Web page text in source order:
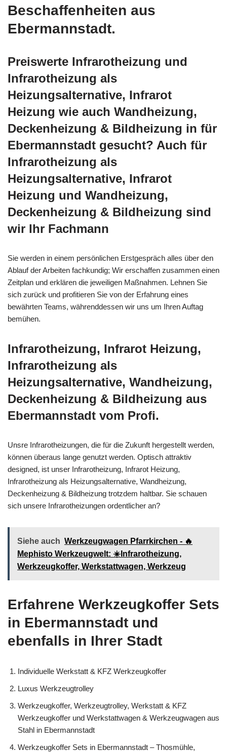
Beschaffenheiten aus
Ebermannstadt.
Preiswerte Infrarotheizung und
Infrarotheizung als
Heizungsalternative, Infrarot
Heizung wie auch Wandheizung,
Deckenheizung & Bildheizung in für
Ebermannstadt gesucht? Auch für
Infrarotheizung als
Heizungsalternative, Infrarot
Heizung und Wandheizung,
Deckenheizung & Bildheizung sind
wir Ihr Fachmann
Sie werden in einem persönlichen Erstgespräch alles über den
Ablauf der Arbeiten fachkundig; Wir erschaffen zusammen einen
Zeitplan und erklären die jeweiligen Maßnahmen. Lehnen Sie
sich zurück und profitieren Sie von der Erfahrung eines
bewährten Teams, währenddessen wir uns um Ihren Auftag
bemühen.
Infrarotheizung, Infrarot Heizung,
Infrarotheizung als
Heizungsalternative, Wandheizung,
Deckenheizung & Bildheizung aus
Ebermannstadt vom Profi.
Unsre Infrarotheizungen, die für die Zukunft hergestellt werden,
können überaus lange genutzt werden. Optisch attraktiv
designed, ist unser Infrarotheizung, Infrarot Heizung,
Infrarotheizung als Heizungsalternative, Wandheizung,
Deckenheizung & Bildheizung trotzdem haltbar. Sie schauen
sich unsere Infrarotheizungen ordentlicher an?
Siehe auch Werkzeugwagen Pfarrkirchen - 🔥
Mephisto Werkzeugwelt: ☀️Infrarotheizung,
Werkzeugkoffer, Werkstattwagen, Werkzeug
Erfahrene Werkzeugkoffer Sets
in Ebermannstadt und
ebenfalls in Ihrer Stadt
Individuelle Werkstatt & KFZ Werkzeugkoffer
Luxus Werkzeugtrolley
Werkzeugkoffer, Werkzeugtrolley, Werkstatt & KFZ
Werkzeugkoffer und Werkstattwagen & Werkzeugwagen aus
Stahl in Ebermannstadt
Werkzeugkoffer Sets in Ebermannstadt – Thosmühle,